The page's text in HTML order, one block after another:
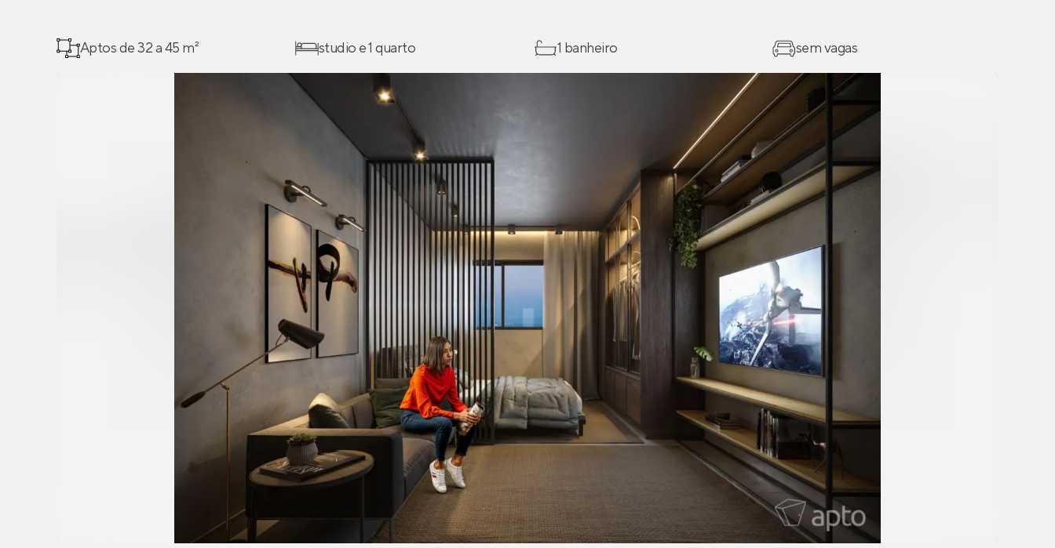
Aptos de 32 a 45 m² studio e 1 quarto 1 banheiro sem vagas